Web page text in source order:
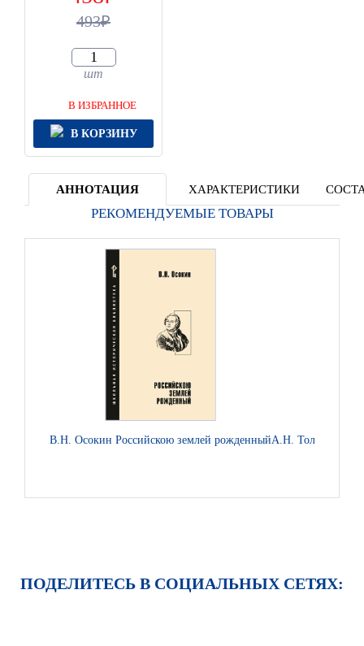
493
шт
В ИЗБРАННОЕ
В КОРЗИНУ
АННОТАЦИЯ ХАРАКТЕРИСТИКИ
РЕКОМЕНДУЕМЫЕ ТОВАРЫ
В.Н. Осокин Российскою землей рожденныйА.Н. Толстой
ПОДЕЛИТЕСЬ В СОЦИАЛЬНЫХ СЕТЯХ: